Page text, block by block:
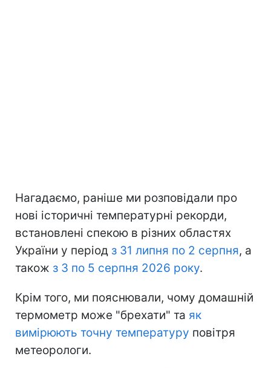
Нагадаємо, раніше ми розповідали про
нові історичні температурні рекорди,
встановлені спекою в різних областях
України у період з 31 липня по 2 серпня, а
також з 3 по 5 серпня 2026 року.
Крім того, ми пояснювали, чому домашній
термометр може "брехати" та як
вимірюють точну температуру повітря
метеорологи.